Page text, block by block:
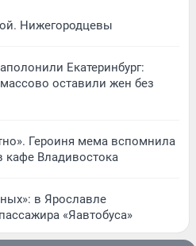
Нижегородцевы
Екатеринбург:
оставили жен без
Героиня мема вспомнила
кафе Владивостока
в Ярославле
«Яавтобуса»